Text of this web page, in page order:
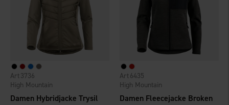
Damen Hybridjacke Trysil
High Mountain
3736
Damen Fleecejacke Broken
High Mountain
6435